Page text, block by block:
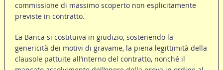
commissione di massimo scoperto non esplicitamente
previste in contratto.
La Banca si costituiva in giudizio, sostenendo la
genericità dei motivi di gravame, la piena legittimità della
clausole pattuite all’interno del contratto, nonché il